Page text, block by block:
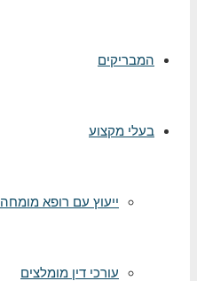
המבריקים
בעלי מקצוע
ייעוץ עם רופא מומחה
עורכי דין מומלצים